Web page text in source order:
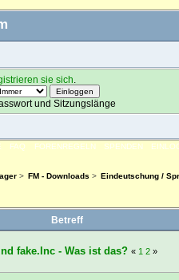
sie sich
und Sitzungslänge
FAQ FORENREGELN SPENDEN
> FM - Downloads > Eindeutschung /
Betreff
fake.lnc - Was ist das? « 1 2»